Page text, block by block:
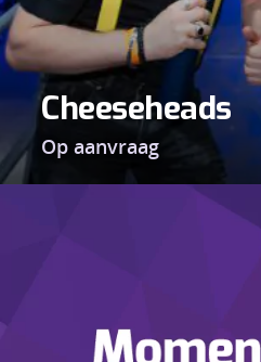
Cheeseheads
Op aanvraag